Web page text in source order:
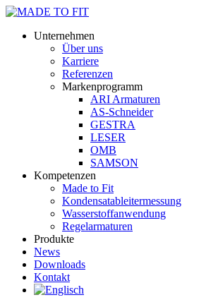
Unternehmen
Über uns
Karriere
Referenzen
Markenprogramm
ARI Armaturen
AS-Schneider
GESTRA
LESER
OMB
SAMSON
Kompetenzen
Made to Fit
Kondensat­ableiter­messung
Wasserstoff­anwendung
Regel­arma­turen
Produkte
News
Downloads
Kontakt